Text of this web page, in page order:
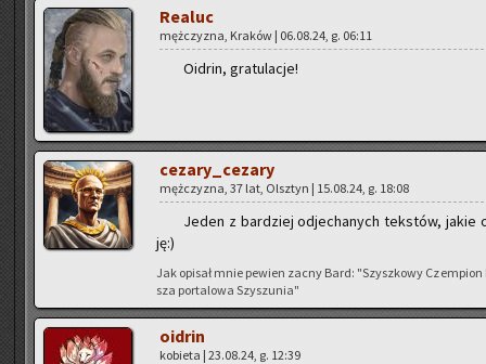
Re­aluc
męż­czy­zna, Kra­ków | 06.08.24, g. 06:11
Oidrin, gra­tu­la­cje!
ce­za­ry­_ce­za­ry
męż­czy­zna, 37 lat, Olsz­tyn | 15.08.24, g. 18:08
Jeden z bar­dziej od­je­cha­nych tek­stów, jakie
ję:)
Jak opi­sał mnie pe­wien zacny Bard: "Szysz­ko­wy
sza por­ta­lo­wa Szy­szu­nia"
oidrin
ko­bie­ta | 23.08.24, g. 12:39